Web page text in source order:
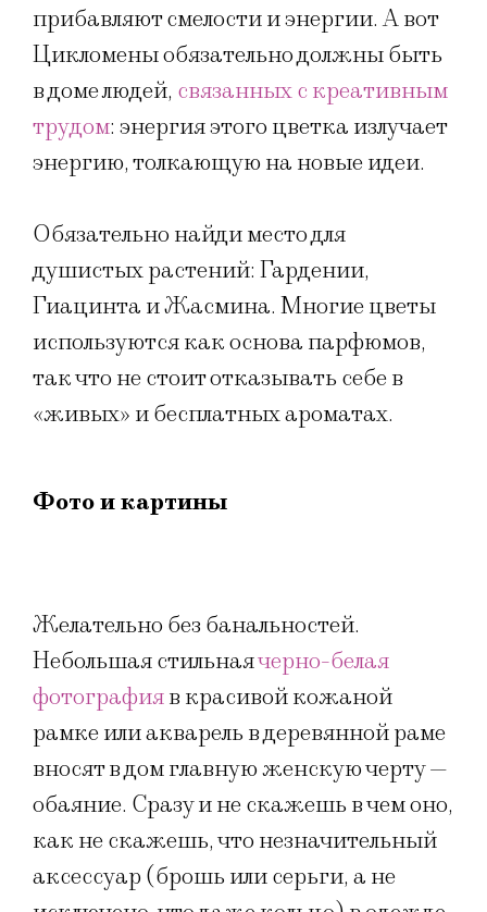
прибавляют смелости и энергии. А вот
Цикломены обязательно должны быть
в доме людей, связанных с креативным
трудом: энергия этого цветка излучает
энергию, толкающую на новые идеи.
Обязательно найди место для
душистых растений: Гардении,
Гиацинта и Жасмина. Многие цветы
используются как основа парфюмов,
так что не стоит отказывать себе в
«живых» и бесплатных ароматах.
Фото и картины
Желательно без банальностей.
Небольшая стильнаячерно-белая
фотографияв красивой кожаной
рамке или акварель в деревянной раме
вносят в дом главную женскую черту —
обаяние. Сразу и не скажешь в чем оно,
как не скажешь, что незначительный
аксессуар (брошь или серьги, а не